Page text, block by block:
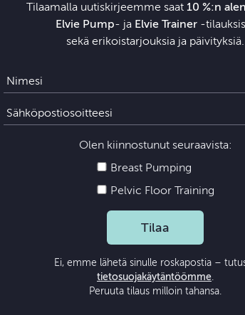
Tilaamalla uutiskirjeemme saat 10 %:n
Elvie Pump- ja Elvie Trainer
sekä erikoistarjouksia ja päivityksiä.
Olen kiinnostunut seuraavista:
Breast Pumping
Pelvic Floor Training
Tilaa
Ei, emme lähetä sinulle roskapostia –
tietosuojakäytäntöömme.
Peruuta tilaus milloin tahansa.